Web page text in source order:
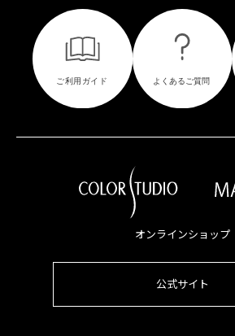
オンラインショップ
公式サイト